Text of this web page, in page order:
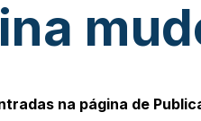
na página de